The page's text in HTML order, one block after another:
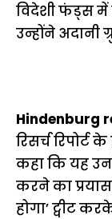
विदेशी फंड्स में
उन्होंने अदानी
Hindenburg
रिसर्च
कहा कि यह
करने का
होगा’ ट्वीट